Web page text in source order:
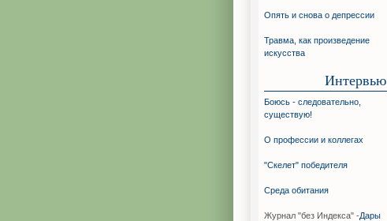
Опять и снова о депрессии
Травма, как произведение
искусства
Интервью
Боюсь - следовательно,
существую!
О профессии и коллегах
"Скелет" победителя
Среда обитания
Журнал "без Индекса" -Дары